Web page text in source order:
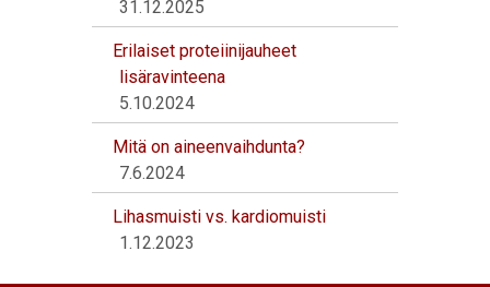
31.12.2025
Erilaiset proteiinijauheet
lisäravinteena
5.10.2024
Mitä on aineenvaihdunta?
7.6.2024
Lihasmuisti vs. kardiomuisti
1.12.2023